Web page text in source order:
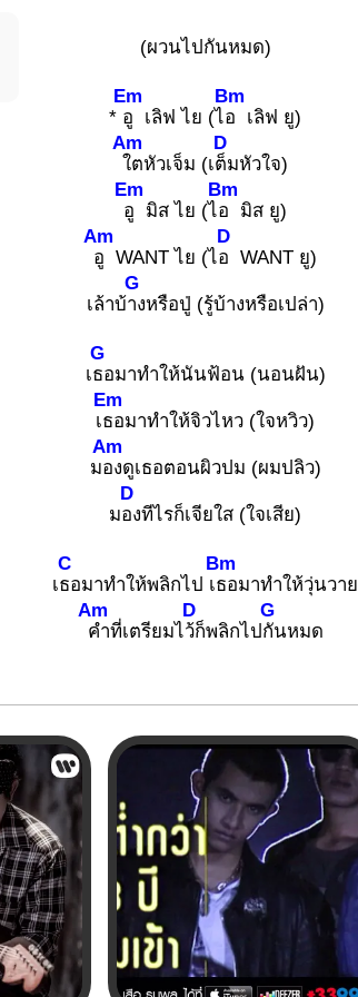
(ผวนไปกันหมด)
*
Em
อู เลิฟ ไย (ไ
Bm
อ เลิฟ ยู)
Am
ใตหัวเจ็ม (เ
D
ต็มหัวใจ)
Em
อู มิส ไย (ไ
Bm
อ มิส ยู)
Am
อู WANT ไย (ไ
D
อ WANT ยู)
เล้าบ้
G
างหรือปู่ (รู้บ้างหรือเปล่า)
เ
G
ธอมาทำให้นันฟ้อน (นอนฝัน)
เ
Em
ธอมาทำให้จิวไหว (ใจหวิว)
ม
Am
องดูเธอตอนผิวปม (ผมปลิว)
ม
D
องทีไรก็เจียใส (ใจเสีย)
เ
C
ธอมาทำให้พลิกไป เ
Bm
ธอมาทำให้วุ่นวาย
Am
คำที่เตรียมไ
D
ว้ก็พลิกไป
G
กันหมด